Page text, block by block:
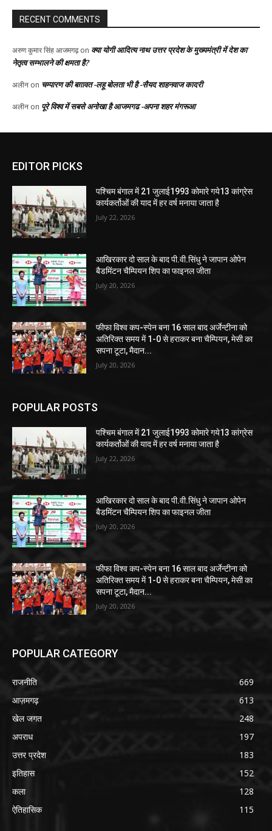
EDITOR PICKS
पश्चिम बंगाल में 21 जुलाई1993 कोमारे गये13 कांग्रेस
कार्यकर्तोओं की याद में हर वर्ष मनाया जाता है
July 22, 2026
आखिरकार दो साल के बाद पी.वी.सिंधु ने जापान ओपेन
बैडमिंटन चैम्पियन शिप का फाइनल जीता
July 20, 2026
फीफा विश्व कप-स्पेन बना 16 साल बाद अर्जेन्टीना को
अतिरिक्त समय में 1-0 से हराकर बना चैम्पियन, मेसी का
सपना टूटा, मैदान...
July 20, 2026
POPULAR POSTS
पश्चिम बंगाल में 21 जुलाई1993 कोमारे गये13 कांग्रेस
कार्यकर्तोओं की याद में हर वर्ष मनाया जाता है
July 22, 2026
आखिरकार दो साल के बाद पी.वी.सिंधु ने जापान ओपेन
बैडमिंटन चैम्पियन शिप का फाइनल जीता
July 20, 2026
फीफा विश्व कप-स्पेन बना 16 साल बाद अर्जेन्टीना को
अतिरिक्त समय में 1-0 से हराकर बना चैम्पियन, मेसी का
सपना टूटा, मैदान...
July 20, 2026
POPULAR CATEGORY
राजनीति
669
आज़मगढ़
613
खेल जगत
248
अपराध
197
उत्तर प्रदेश
183
इतिहास
152
कला
128
ऐतिहासिक
115